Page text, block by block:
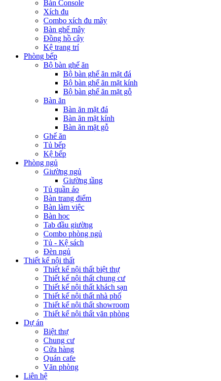
Bàn Console
Xích đu
Combo xích đu mây
Bàn ghế mây
Đồng hồ cây
Kệ trang trí
Phòng bếp
Bộ bàn ghế ăn
Bộ bàn ghế ăn mặt đá
Bộ bàn ghế ăn mặt kính
Bộ bàn ghế ăn mặt gỗ
Bàn ăn
Bàn ăn mặt đá
Bàn ăn mặt kính
Bàn ăn mặt gỗ
Ghế ăn
Tủ bếp
Kệ bếp
Phòng ngủ
Giường ngủ
Giường tầng
Tủ quần áo
Bàn trang điểm
Bàn làm việc
Bàn học
Tab đầu giường
Combo phòng ngủ
Tủ - Kệ sách
Đèn ngủ
Thiết kế nội thất
Thiết kế nội thất biệt thự
Thiết kế nội thất chung cư
Thiết kế nội thất khách sạn
Thiết kế nội thất nhà phố
Thiết kế nội thất showroom
Thiết kế nội thất văn phòng
Dự án
Biệt thự
Chung cư
Cửa hàng
Quán cafe
Văn phòng
Liên hệ